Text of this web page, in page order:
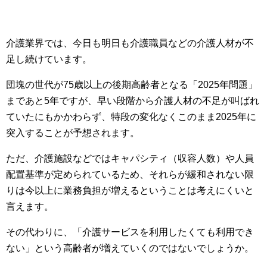
介護業界では、今日も明日も介護職員などの介護人材が不
足し続けています。
団塊の世代が75歳以上の後期高齢者となる「2025年問題」
まであと5年ですが、早い段階から介護人材の不足が叫ばれ
ていたにもかかわらず、特段の変化なくこのまま2025年に
突入することが予想されます。
ただ、介護施設などではキャパシティ（収容人数）や人員
配置基準が定められているため、それらが緩和されない限
りは今以上に業務負担が増えるということは考えにくいと
言えます。
その代わりに、「介護サービスを利用したくても利用でき
ない」という高齢者が増えていくのではないでしょうか。